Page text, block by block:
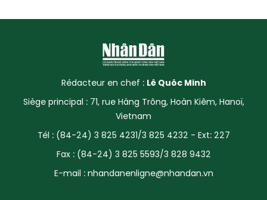
Rédacteur en chef : Lê Quôc Minh
Siège principal : 71, rue Hàng Trông, Hoàn Kiêm, Hanoï,
Vietnam
Tél : (84-24) 3 825 4231/3 825 4232 - Ext: 227
Fax : (84-24) 3 825 5593/3 828 9432
E-mail : nhandanenligne@nhandan.vn